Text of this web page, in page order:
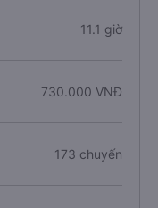
11.1 giờ
730.000 VNĐ
173 chuyến